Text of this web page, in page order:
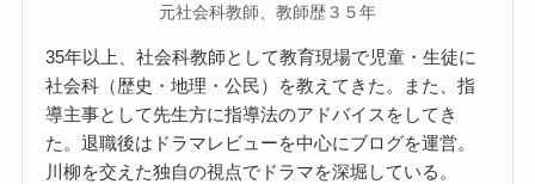
元社会科教師、教師歴３５年
35年以上、社会科教師として教育現場で児童・生徒に
社会科（歴史・地理・公民）を教えてきた。また、指
導主事として先生方に指導法のアドバイスをしてき
た。退職後はドラマレビューを中心にブログを運営。
川柳を交えた独自の視点でドラマを深堀している。